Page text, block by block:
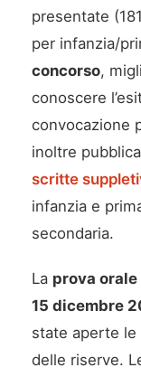
presentate
per infanzia/
concorso,
conoscere
convocazione
inoltre
scritte
infanzia e
secondaria.
La prova
15 dicembre
state aperte
delle riserve.